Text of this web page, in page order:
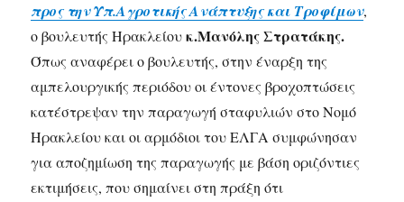
προς την Υπ.Αγροτικής Ανάπτυξης και Τροφίμων,
ο βουλευτής Ηρακλείουκ.Μανόλης Στρατάκης.
Όπως αναφέρει ο βουλευτής, στην έναρξη της
αμπελουργικής περιόδου οι έντονες βροχοπτώσεις
κατέστρεψαν την παραγωγή σταφυλιών στο Νομό
Ηρακλείου και οι αρμόδιοι του ΕΛΓΑ συμφώνησαν
για αποζημίωση της παραγωγής με βάση οριζόντιες
εκτιμήσεις, που σημαίνει στη πράξη ότι